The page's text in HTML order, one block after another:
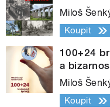
Miloš
Koupit
100+24
a
Miloš
Koupit